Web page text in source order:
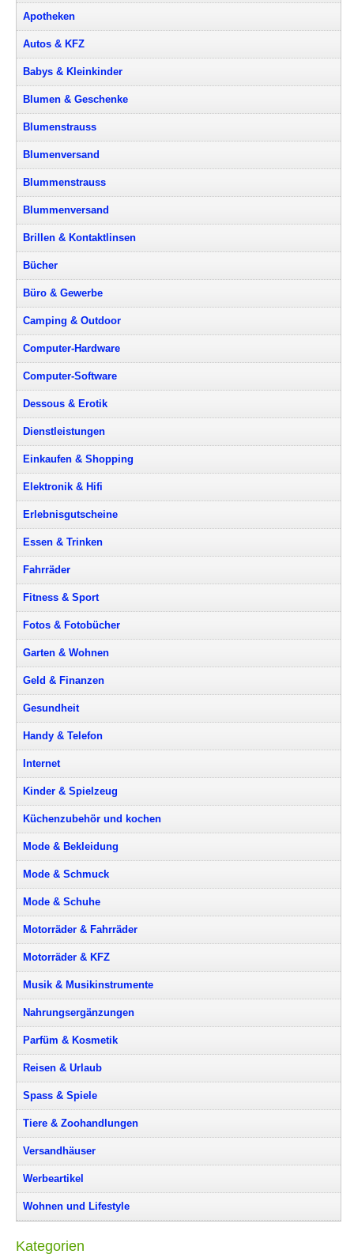
Apotheken
Autos & KFZ
Babys & Kleinkinder
Blumen & Geschenke
Blumenstrauss
Blumenversand
Blummenstrauss
Blummenversand
Brillen & Kontaktlinsen
Bücher
Büro & Gewerbe
Camping & Outdoor
Computer-Hardware
Computer-Software
Dessous & Erotik
Dienstleistungen
Einkaufen & Shopping
Elektronik & Hifi
Erlebnisgutscheine
Essen & Trinken
Fahrräder
Fitness & Sport
Fotos & Fotobücher
Garten & Wohnen
Geld & Finanzen
Gesundheit
Handy & Telefon
Internet
Kinder & Spielzeug
Küchenzubehör und kochen
Mode & Bekleidung
Mode & Schmuck
Mode & Schuhe
Motorräder & Fahrräder
Motorräder & KFZ
Musik & Musikinstrumente
Nahrungsergänzungen
Parfüm & Kosmetik
Reisen & Urlaub
Spass & Spiele
Tiere & Zoohandlungen
Versandhäuser
Werbeartikel
Wohnen und Lifestyle
Kategorien